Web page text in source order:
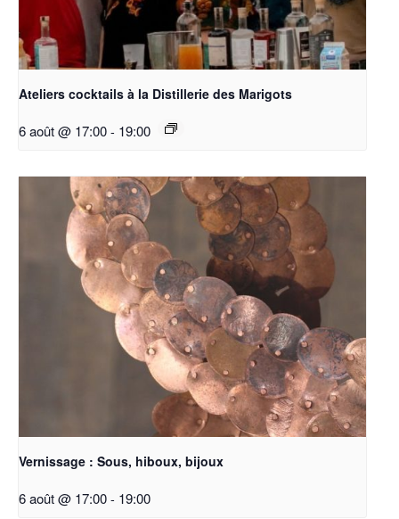
Ateliers cocktails à la Distillerie des Marigots
6 août @ 17:00- 19:00
Vernissage : Sous, hiboux, bijoux
6 août @ 17:00- 19:00